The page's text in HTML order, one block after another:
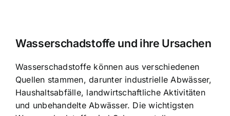
Wasserschadstoffe und ihre Ursachen
Wasserschadstoffe können aus verschiedenen
Quellen stammen, darunter industrielle Abwässer,
Haushaltsabfälle, landwirtschaftliche Aktivitäten
und unbehandelte Abwässer. Die wichtigsten